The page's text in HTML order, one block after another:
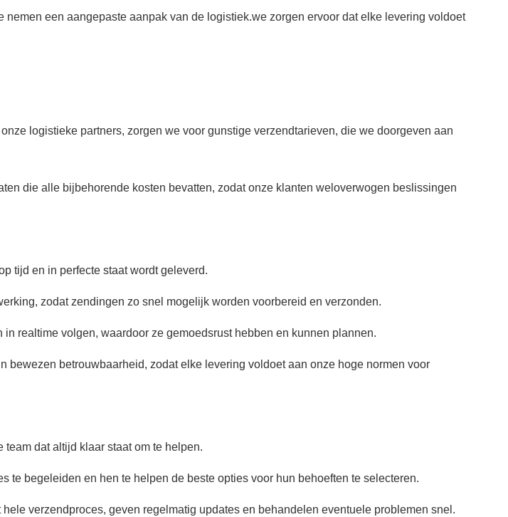
nemen een aangepaste aanpak van de logistiek.we zorgen ervoor dat elke levering voldoet
logistieke partners, zorgen we voor gunstige verzendtarieven, die we doorgeven aan
die alle bijbehorende kosten bevatten, zodat onze klanten weloverwogen beslissingen
tijd en in perfecte staat wordt geleverd.
zodat zendingen zo snel mogelijk worden voorbereid en verzonden.
realtime volgen, waardoor ze gemoedsrust hebben en kunnen plannen.
bewezen betrouwbaarheid, zodat elke levering voldoet aan onze hoge normen voor
dat altijd klaar staat om te helpen.
te begeleiden en hen te helpen de beste opties voor hun behoeften te selecteren.
verzendproces, geven regelmatig updates en behandelen eventuele problemen snel.